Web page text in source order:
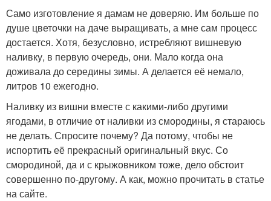
Само изготовление я дамам не доверяю. Им больше по
душе цветочки на даче выращивать, а мне сам процесс
достается. Хотя, безусловно, истребляют вишневую
наливку, в первую очередь, они. Мало когда она
доживала до середины зимы. А делается её немало,
литров 10 ежегодно.
Наливку из вишни вместе с какими-либо другими
ягодами, в отличие от наливки из смородины, я стараюсь
не делать. Спросите почему? Да потому, чтобы не
испортить её прекрасный оригинальный вкус. Со
смородиной, да и с крыжовником тоже, дело обстоит
совершенно по-другому. А как, можно прочитать в статье
на сайте.